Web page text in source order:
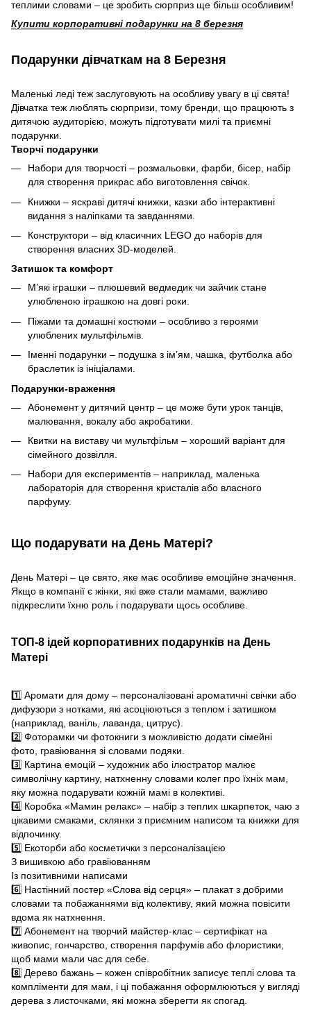
теплими словами – це зробить сюрприз ще більш особливим!
Купити корпоративні подарунки на 8 березня
Подарунки дівчаткам на 8 Березня
Маленькі леді теж заслуговують на особливу увагу в ці свята!
Дівчатка теж люблять сюрпризи, тому бренди, що працюють з
дитячою аудиторією, можуть підготувати милі та приємні
подарунки.
Творчі подарунки
Набори для творчості – розмальовки, фарби, бісер, набір
для створення прикрас або виготовлення свічок.
Книжки – яскраві дитячі книжки, казки або інтерактивні
видання з наліпками та завданнями.
Конструктори – від класичних LEGO до наборів для
створення власних 3D-моделей.
Затишок та комфорт
М’які іграшки – плюшевий ведмедик чи зайчик стане
улюбленою іграшкою на довгі роки.
Піжами та домашні костюми – особливо з героями
улюблених мультфільмів.
Іменні подарунки – подушка з ім’ям, чашка, футболка або
браслетик із ініціалами.
Подарунки-враження
Абонемент у дитячий центр – це може бути урок танців,
малювання, вокалу або акробатики.
Квитки на виставу чи мультфільм – хороший варіант для
сімейного дозвілля.
Набори для експериментів – наприклад, маленька
лабораторія для створення кристалів або власного
парфуму.
Що подарувати на День Матері?
День Матері – це свято, яке має особливе емоційне значення.
Якщо в компанії є жінки, які вже стали мамами, важливо
підкреслити їхню роль і подарувати щось особливе.
ТОП-8 ідей корпоративних подарунків на День
Матері
1️⃣ Аромати для дому – персоналізовані ароматичні свічки або
дифузори з нотками, які асоціюються з теплом і затишком
(наприклад, ваніль, лаванда, цитрус).
2️⃣ Фоторамки чи фотокниги з можливістю додати сімейні
фото, гравіювання зі словами подяки.
3️⃣ Картина емоцій – художник або ілюстратор малює
символічну картину, натхненну словами колег про їхніх мам,
яку можна подарувати кожній мамі в колективі.
4️⃣ Коробка «Мамин релакс» – набір з теплих шкарпеток, чаю з
цікавими смаками, склянки з приємним написом та книжки для
відпочинку.
5️⃣ Екоторби або косметички з персоналізацією
З вишивкою або гравіюванням
Із позитивними написами
6️⃣ Настінний постер «Слова від серця» – плакат з добрими
словами та побажаннями від колективу, який можна повісити
вдома як натхнення.
7️⃣ Абонемент на творчий майстер-клас – сертифікат на
живопис, гончарство, створення парфумів або флористики,
щоб мами мали час для себе.
8️⃣ Дерево бажань – кожен співробітник записує теплі слова та
компліменти для мам, і ці побажання оформлюються у вигляді
дерева з листочками, які можна зберегти як спогад.